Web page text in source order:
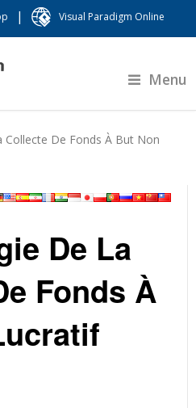
| Visual Paradigm Online
Menu
Collecte De Fonds À But Non
De La
Fonds À